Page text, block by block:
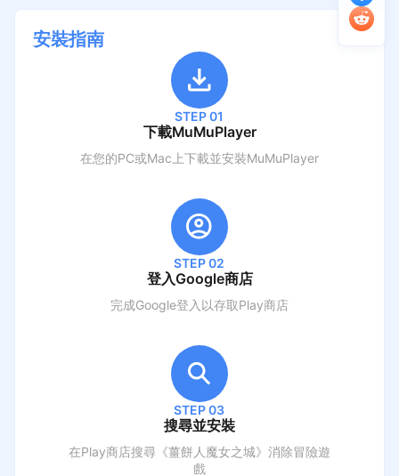
安裝指南
STEP 01
下載MuMuPlayer
在您的PC或Mac上下載並安裝MuMuPlayer
STEP 02
登入Google商店
完成Google登入以存取Play商店
STEP 03
搜尋並安裝
在Play商店搜尋 《薑餅人魔女之城》消除冒險遊
戲